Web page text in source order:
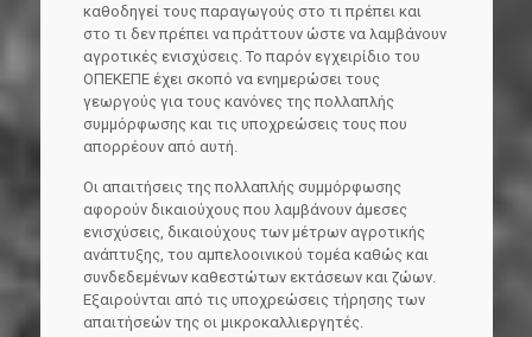
καθοδηγεί τους παραγωγούς στο τι πρέπει και
στο τι δεν πρέπει να πράττουν ώστε να λαμβάνουν
αγροτικές ενισχύσεις. Το παρόν εγχειρίδιο του
ΟΠΕΚΕΠΕ έχει σκοπό να ενημερώσει τους
γεωργούς για τους κανόνες της πολλαπλής
συμμόρφωσης και τις υποχρεώσεις τους που
απορρέουν από αυτή.
Οι απαιτήσεις της πολλαπλής συμμόρφωσης
αφορούν δικαιούχους που λαμβάνουν άμεσες
ενισχύσεις, δικαιούχους των μέτρων αγροτικής
ανάπτυξης, του αμπελοοινικού τομέα καθώς και
συνδεδεμένων καθεστώτων εκτάσεων και ζώων.
Εξαιρούνται από τις υποχρεώσεις τήρησης των
απαιτήσεών της οι μικροκαλλιεργητές.